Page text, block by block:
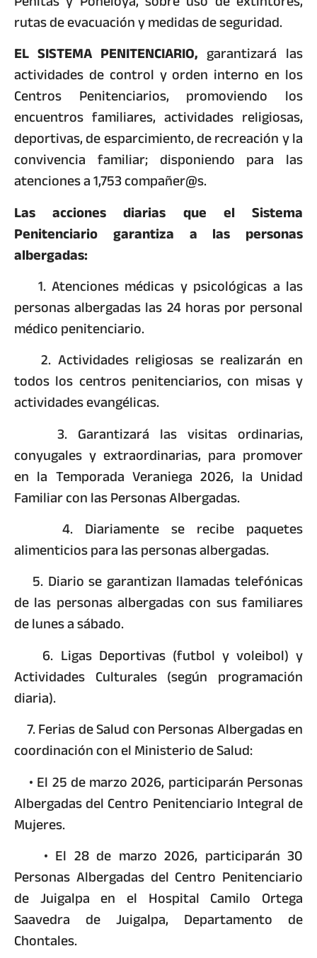
rutas de evacuación y medidas de seguridad.
EL SISTEMA PENITENCIARIO, garantizará las
actividades de control y orden interno en los
Centros Penitenciarios, promoviendo los
encuentros familiares, actividades religiosas,
deportivas, de esparcimiento, de recreación y la
convivencia familiar; disponiendo para las
atenciones a 1,753 compañer@s.
Las acciones diarias que el Sistema
Penitenciario garantiza a las personas
albergadas:
1. Atenciones médicas y psicológicas a las
personas albergadas las 24 horas por personal
médico penitenciario.
2. Actividades religiosas se realizarán en
todos los centros penitenciarios, con misas y
actividades evangélicas.
3. Garantizará las visitas ordinarias,
conyugales y extraordinarias, para promover
en la Temporada Veraniega 2026, la Unidad
Familiar con las Personas Albergadas.
4. Diariamente se recibe paquetes
alimenticios para las personas albergadas.
5. Diario se garantizan llamadas telefónicas
de las personas albergadas con sus familiares
de lunes a sábado.
6. Ligas Deportivas (futbol y voleibol) y
Actividades Culturales (según programación
diaria).
7. Ferias de Salud con Personas Albergadas en
coordinación con el Ministerio de Salud:
• El 25 de marzo 2026, participarán Personas
Albergadas del Centro Penitenciario Integral de
Mujeres.
• El 28 de marzo 2026, participarán 30
Personas Albergadas del Centro Penitenciario
de Juigalpa en el Hospital Camilo Ortega
Saavedra de Juigalpa, Departamento de
Chontales.